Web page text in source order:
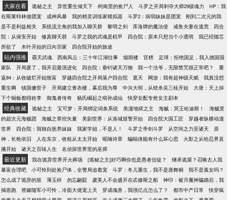
大家在看 诡秘之主 异世重生倾天下 柯南里的捡尸人 斗罗之开局剥夺大师29级魂力
HP：我
在斯莱特林做团宠
成神风暴 我的精灵训练家模拟器 斗罗2：病弱妹妹是团宠
刚到二次元的我
是不是利益相关
系统流主角的我加入聊天群 黎明之剑 库洛牌的魔法使 咸鱼夫妻在逃荒
四合
院：从保安开始
修真聊天群 斗罗之我的武魂是机甲 四合院：原本只想当个小透明
我已经随芯
所欲了
木叶开始的日向宗家 四合院开始的旅途
站内强推 霸天武魂 西南风云：三十年江湖往事 烟雨楼 官榜
足球：拒绝国足，我入德国国
家队
开局废了，我开启最强进化 四合院：垂钓诸天万物 我一个法爷，无限禁咒很正常吧？
重
返84：从收破烂开始致富
穿越四合院之开局落户四合院 遮天 网游：我有超神级天赋
我真没想
重生啊
镇国傻世子 开局建立青衣楼，幕后我为尊 中兴大明，从绞杀吴三桂开始
大唐：天上掉
下个铜板都得姓李
御鬼者传奇 杨氏崛起之啃孙成仙 快穿女配专抢女主剧本
经典收藏 诡秘之主 宝可梦：开局绑定词条系统 美漫地狱之主 海贼：冥王哈迪斯！
海贼里
的超次元海贼团
海贼之掌控矢量 美剧世界：从洛城巡警开始 四合院大国工匠
穿越者纵横动漫
世界
四合院：我独自抚养妹妹 我家学姐，不是人！ 斗罗之帝剑斗罗 从空间之力至诸天
原
神，长枪依旧
人在东京，收租从太太开始 呢喃诗章 蝙蝠侠能有什么坏心思
火影之从给忍界直
播开始
诸天之百味人生 名侦探世界里的巫师
最近更新 我在诡异世界开火葬场 [诡秘之主]好巧啊你也是愚者信徒？
继承诡屋？召唤古人我
暴富合理吧
小可怜到处捡尸体，全警局追着宠 斗罗：冬儿重生，我不是唐舞桐
我不是孤女吗？
怎么成了诡异的崽
薄玉碎 勿忘翩跹 虞美人不会盛开在忒修斯之船
神印：被月魔神骗婚后，我
揣崽跑
替嫁随军小可怜，冷面大佬宠上天 穿成魂兽，我强亿点怎么了？ 都市中产日常
快穿疯